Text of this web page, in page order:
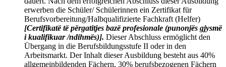
erwerben die Schüler/ Schülerinnen ein Zertifikat für
Berufsvorbereitung/Halbqualifizierte Fachkraft (Helfer)
[Certifikatë të përgatitjes bazë profesionale (punonjës gjysmë
i kualifikuar /ndihmës)]. Dieser Abschluss ermöglicht den
Übergang in die Berufsbildungsstufe II oder in den
Arbeitsmarkt. Der Inhalt dieser Ausbildung besteht aus 40%
allgemeinbildenden Fächern, 30% berufsbezogenen Fächern